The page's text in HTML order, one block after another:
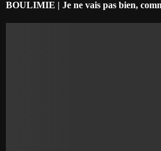
BOULIMIE | Je ne vais pas bien,